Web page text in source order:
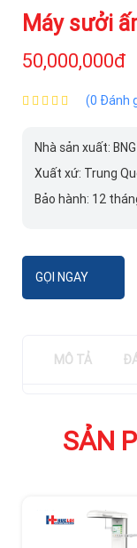
Máy sưởi
50,000,000đ
(0 Đánh
Nhà sản xuất:
Xuất xứ: Trung
Bảo hành: 12
GỌI NGAY
MÔ TẢ
SẢN